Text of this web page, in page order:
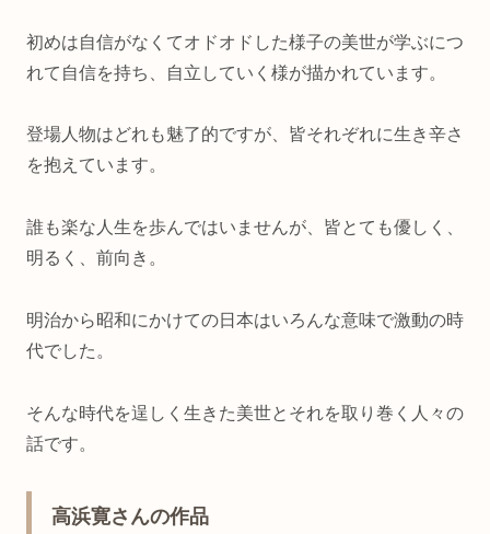
初めは自信がなくてオドオドした様子の美世が学ぶにつ
れて自信を持ち、自立していく様が描かれています。
登場人物はどれも魅了的ですが、皆それぞれに生き辛さ
を抱えています。
誰も楽な人生を歩んではいませんが、皆とても優しく、
明るく、前向き。
明治から昭和にかけての日本はいろんな意味で激動の時
代でした。
そんな時代を逞しく生きた美世とそれを取り巻く人々の
話です。
高浜寛さんの作品